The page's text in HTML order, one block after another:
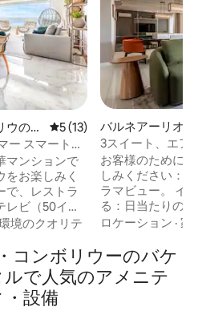
ウのマ
レビュー13件、5つ星中5つ
5 (13)
ー スマートホ
マンションで
お楽しみく
で、レストラ
レビ（50イン
えた3つのスイ
キングサイズ
を備えていま
えたリビング
65インチ
ーを備えた
境のクオリテ
バルネアーリオ・
ウのマンション・
3スイート、エア
車まで徒歩圏内
お客様のために、
しみください：
ラマビュー。 イ
る：日当たりの良
ダンな装飾のアパート
イア・ブラーヴァ
お楽しみくださ
リビング、3室の
ロケーション ·家
コンボリウーのバケ
で人気のアメニテ
・設備